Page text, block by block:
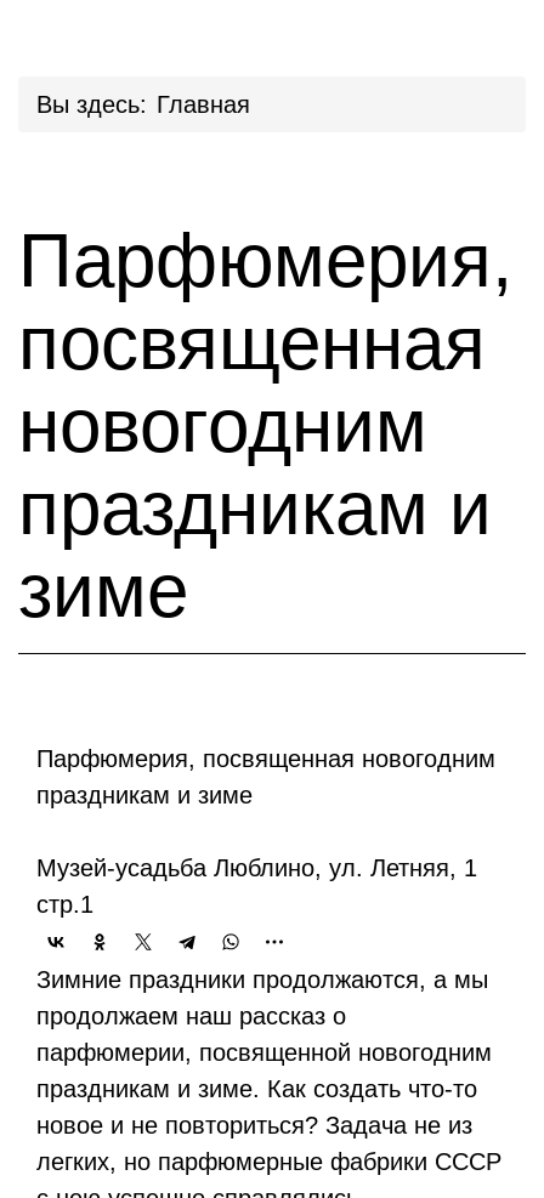
Вы здесь: Главная
Парфюмерия,
посвященная
новогодним
праздникам и
зиме
Парфюмерия, посвященная новогодним
праздникам и зиме
Музей-усадьба Люблино, ул. Летняя, 1
стр.1
Зимние праздники продолжаются, а мы
продолжаем наш рассказ о
парфюмерии, посвященной новогодним
праздникам и зиме. Как создать что-то
новое и не повториться? Задача не из
легких, но парфюмерные фабрики СССР